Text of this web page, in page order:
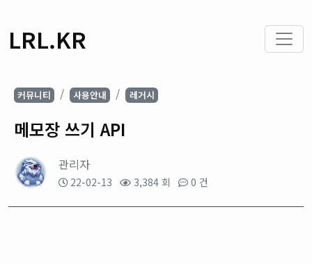
LRL.KR
커뮤니티 사용안내 레거시
메모장 쓰기 API
관리자
22-02-13 3,384 회 0 건